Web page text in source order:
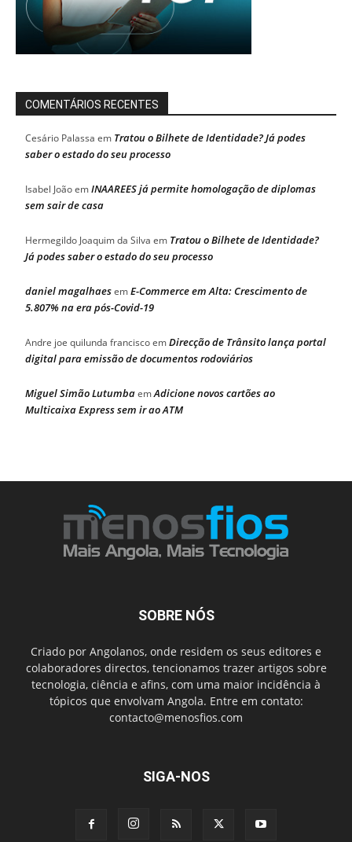
COMENTÁRIOS RECENTES
Cesário Palassa em Tratou o Bilhete de Identidade? Já podes
saber o estado do seu processo
Isabel JoãoemINAAREES já permite homologação de diplomas
sem sair de casa
Hermegildo Joaquim da Silva em Tratou o Bilhete de Identidade?
Já podes saber o estado do seu processo
daniel magalhaesemE-Commerce em Alta: Crescimento de
5.807% na era pós-Covid-19
Andre joe quilunda franciscoemDirecção de Trânsito lança portal
digital para emissão de documentos rodoviários
Miguel Simão LutumbaemAdicione novos cartões ao
Multicaixa Express sem ir ao ATM
SOBRE NÓS
Criado por Angolanos, onde residem os seus editores e
colaboradores directos, tencionamos trazer artigos sobre
tecnologia, ciência e afins, com uma maior incidência à
tópicos que envolvam Angola. Entre em contato:
contacto@menosfios.com
SIGA-NOS